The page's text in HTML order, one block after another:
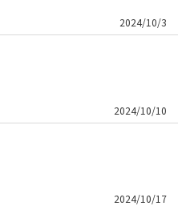
2024/10/3
2024/10/10
2024/10/17